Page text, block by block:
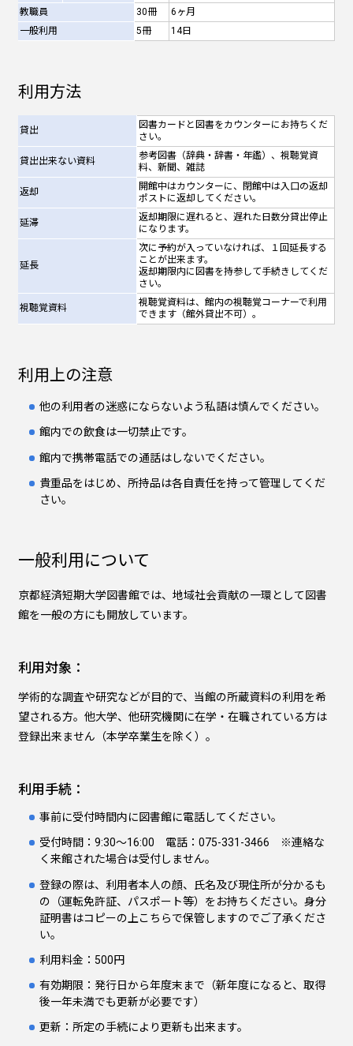
教職員
30冊
6ヶ月
一般利用
5冊 14日
利用方法
貸出
図書カードと図書をカウンターにお持ちくだ
さい。
貸出出来ない資料
参考図書（辞典・辞書・年鑑）、視聴覚資
料、新聞、雑誌
返却
開館中はカウンターに、閉館中は入口の返却
ポストに返却してください。
延滞
返却期限に遅れると、遅れた日数分貸出停止
になります。
延長
次に予約が入っていなければ、１回延長する
ことが出来ます。
返却期限内に図書を持参して手続きしてくだ
さい。
視聴覚資料
視聴覚資料は、館内の視聴覚コーナーで利用
できます（館外貸出不可）。
利用上の注意
他の利用者の迷惑にならないよう私語は慎んでください。
館内での飲食は一切禁止です。
館内で携帯電話での通話はしないでください。
貴重品をはじめ、所持品は各自責任を持って管理してくだ
さい。
一般利用について
京都経済短期大学図書館では、地域社会貢献の一環として図書
館を一般の方にも開放しています。
利用対象：
学術的な調査や研究などが目的で、当館の所蔵資料の利用を希
望される方。他大学、他研究機関に在学・在職されている方は
登録出来ません（本学卒業生を除く）。
利用手続：
事前に受付時間内に図書館に電話してください。
受付時間：9:30～16:00 電話：075-331-3466 ※連絡な
く来館された場合は受付しません。
登録の際は、利用者本人の顔、氏名及び現住所が分かるも
の（運転免許証、パスポート等）をお持ちください。身分
証明書はコピーの上こちらで保管しますのでご了承くださ
い。
利用料金：500円
有効期限：発行日から年度末まで（新年度になると、取得
後一年未満でも更新が必要です）
更新：所定の手続により更新も出来ます。